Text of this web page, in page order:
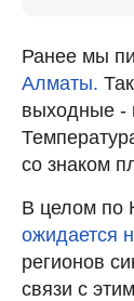
Ранее мы
Алматы.
выходные -
со знаком
В целом по
ожидается
регионов
связи с этим